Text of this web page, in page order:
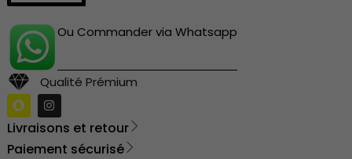
Ou Commander via Whatsapp
Qualité Prémium
Livraisons et retour
Paiement sécurisé